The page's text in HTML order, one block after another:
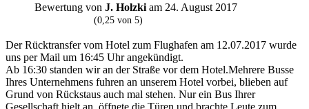
Bewertung von J. Holzki am 24. August 2017
(0,25 von 5)
Der Rücktransfer vom Hotel zum Flughafen am 12.07.2017 wurde
uns per Mail um 16:45 Uhr angekündigt.
Ab 16:30 standen wir an der Straße vor dem Hotel.Mehrere Busse
Ihres Unternehmens fuhren an unserem Hotel vorbei, blieben auf
Grund von Rückstaus auch mal stehen. Nur ein Bus Ihrer
Gesellschaft hielt an, öffnete die Türen und brachte Leute zum